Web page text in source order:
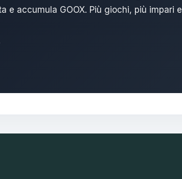
e accumula GOOX. Più giochi, più impari e